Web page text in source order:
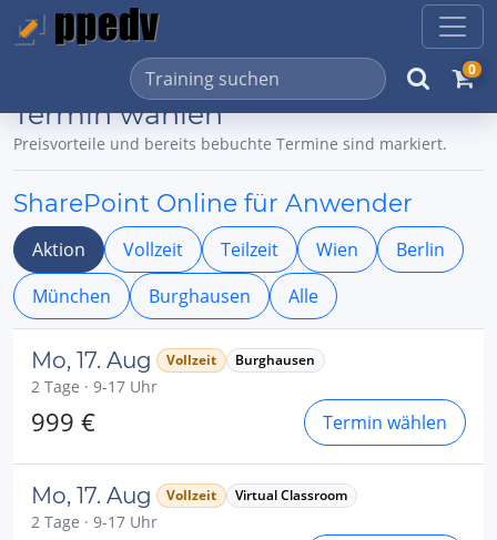
0
Termin wählen
Preisvorteile und bereits bebuchte Termine sind markiert.
SharePoint Online für Anwender
Aktion Vollzeit Teilzeit Wien
Berlin
München
Burghausen Alle
Mo, 17. Aug Vollzeit Burghausen
2 Tage · 9-17 Uhr
999 € Termin wählen
Mo, 17. Aug Vollzeit Virtual Classroom
2 Tage · 9-17 Uhr